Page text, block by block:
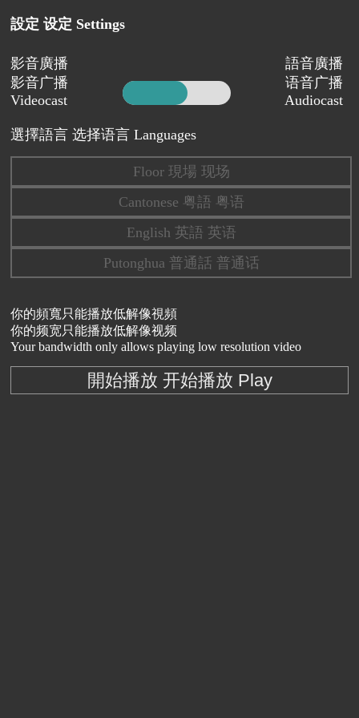
設定 设定 Settings
影音廣播
影音广播
Videocast
語音廣播
语音广播
Audiocast
選擇語言 选择语言 Languages
Floor 現場 现场
Cantonese 粤語 粤语
English 英語 英语
Putonghua 普通話 普通话
你的頻寬只能播放低解像視頻
你的频宽只能播放低解像视频
Your bandwidth only allows playing low resolution video
開始播放 开始播放 Play